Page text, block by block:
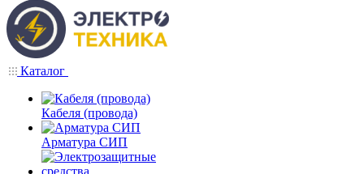
Каталог
Кабеля (провода)
Арматура СИП